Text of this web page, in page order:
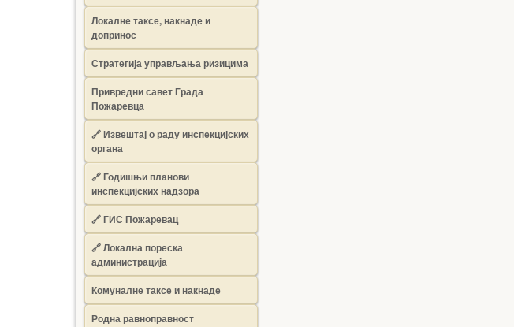
Локалне таксе, накнаде и
допринос
Стратегија управљања ризицима
Привредни савет Града
Пожаревца
🔗Извештај о раду инспекцијских
органа
🔗Годишњи планови
инспекцијских надзора
🔗 ГИС Пожаревац
🔗 Локална пореска
администрација
Комуналне таксе и накнаде
Родна равноправност